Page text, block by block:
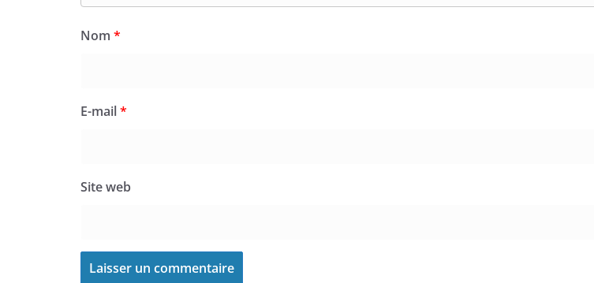
Nom *
E-mail*
Site web